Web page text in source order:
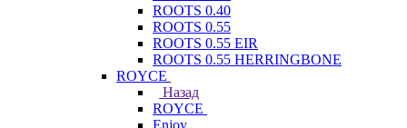
ROOTS 0.40
ROOTS 0.55
ROOTS 0.55 EIR
ROOTS 0.55 HERRINGBONE
ROYCE
Назад
ROYCE
Enjoy